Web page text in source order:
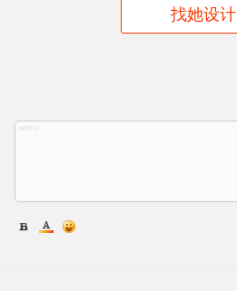
找她设计